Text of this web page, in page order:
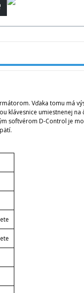
Vďaka tomu má
klávesnice umiestnenej na
softvérom D-Control je